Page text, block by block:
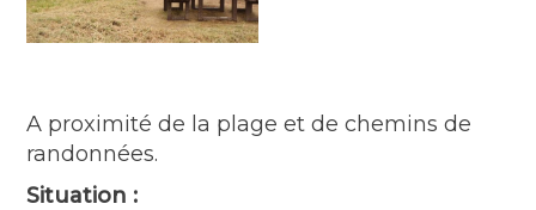
A proximité de la plage et de chemins de
randonnées.
Situation :